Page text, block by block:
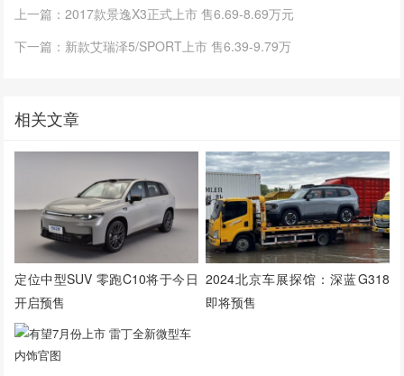
上一篇：2017款景逸X3正式上市 售6.69-8.69万元
下一篇：新款艾瑞泽5/SPORT上市 售6.39-9.79万
相关文章
定位中型SUV 零跑C10将于今日
开启预售
2024北京车展探馆：深蓝G318
即将预售